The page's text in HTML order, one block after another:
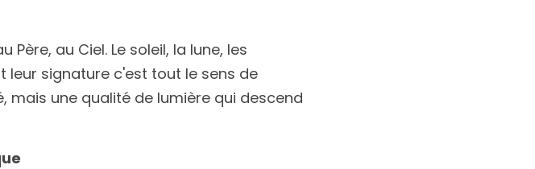
au Ciel. Le soleil, la lune, les
leur signature c'est tout le sens de
mais une qualité de lumière qui descend